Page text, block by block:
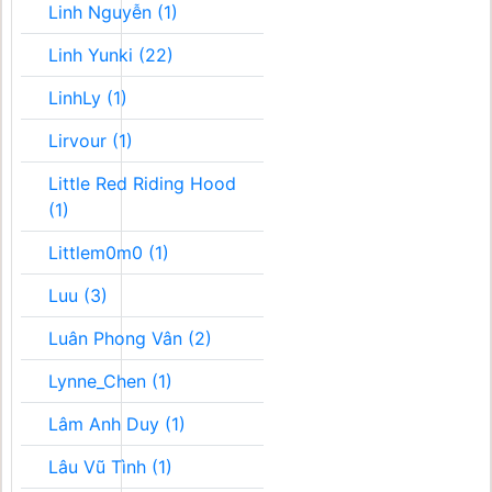
Linh Nguyễn (1)
Linh Yunki (22)
LinhLy (1)
Lirvour (1)
Little Red Riding Hood
(1)
Littlem0m0 (1)
Luu (3)
Luân Phong Vân (2)
Lynne_Chen (1)
Lâm Anh Duy (1)
Lâu Vũ Tình (1)